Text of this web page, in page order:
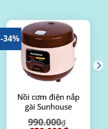
-34%
Nồi cơm điện nắp
gài Sunhouse
(màu nâu)
990.000₫